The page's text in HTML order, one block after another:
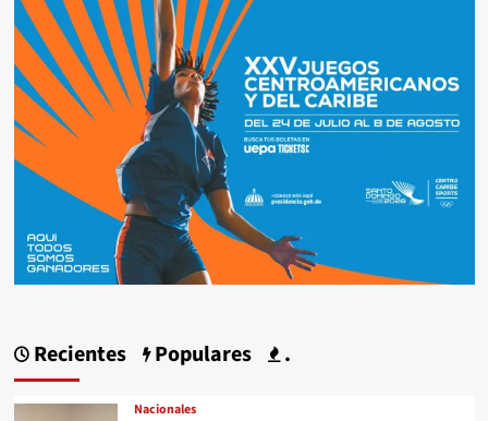
Recientes Populares .
Nacionales